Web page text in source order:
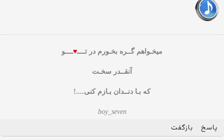
میخـواهم گــره بخـورم در تــــ♥ــــو
آنقــدر سخـت
که بـا دنــدان بـازم کنی....!
boy_seven
پاسخ بازگفت